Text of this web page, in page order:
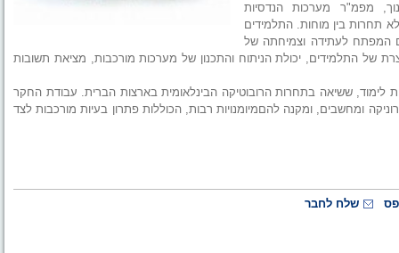
מפמ"ר מערכות הנדסיות
תחרות בין מוחות. התלמידים
הם המפתח לעתידה וצמיחתה של
של התלמידים, יכולת הניתוח והתכנון של מערכות מורכבות, מציאת תשובות
הרובוט מהווה חלק מעבודת גמר-חקר בהיקף של 5 יחידות לימוד, ששיאה בתחרות הרובוטיקה הבינלאומית בארצות הברית. עבודת החקר
ומחשבים, ומקנה להםמיומנויות רבות, הכוללות פתרון בעיות מורכבות לצד
שלח לחבר